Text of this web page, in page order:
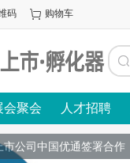
码 购物车
会聚会 人才招聘
公司中国优通签署合作